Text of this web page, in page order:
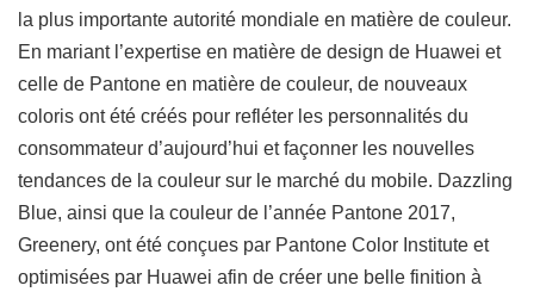
la plus importante autorité mondiale en matière de couleur.
En mariant l’expertise en matière de design de Huawei et
celle de Pantone en matière de couleur, de nouveaux
coloris ont été créés pour refléter les personnalités du
consommateur d’aujourd’hui et façonner les nouvelles
tendances de la couleur sur le marché du mobile. Dazzling
Blue, ainsi que la couleur de l’année Pantone 2017,
Greenery, ont été conçues par Pantone Color Institute et
optimisées par Huawei afin de créer une belle finition à